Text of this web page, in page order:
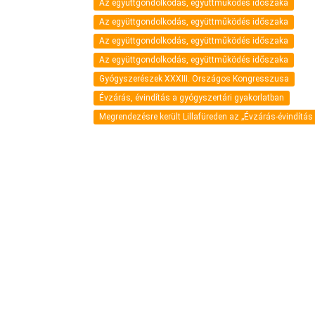
Az együttgondolkodás, együttműködés időszaka
Az együttgondolkodás, együttműködés időszaka
Az együttgondolkodás, együttműködés időszaka
Az együttgondolkodás, együttműködés időszaka
Gyógyszerészek XXXIII. Országos Kongresszusa
Évzárás, évindítás a gyógyszertári gyakorlatban
Megrendezésre került Lillafüreden az „Évzárás-